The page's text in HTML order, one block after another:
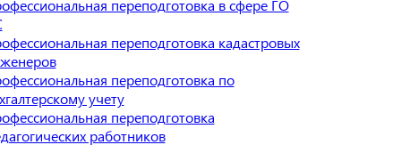
переподготовка в сфере ГО
переподготовка кадастровых
переподготовка по
учету
переподготовка
работников